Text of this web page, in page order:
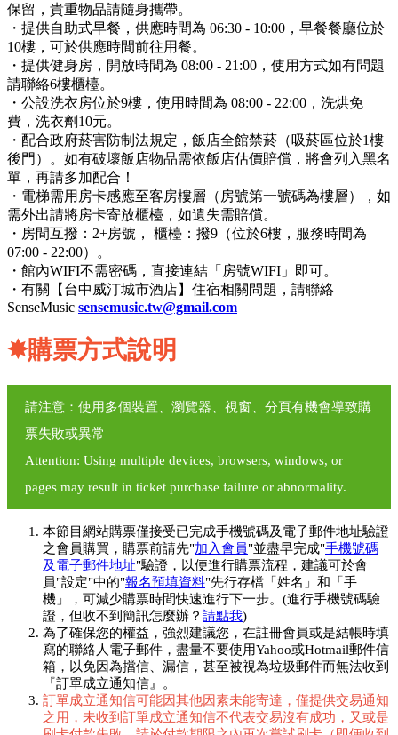
保留，貴重物品請隨身攜帶。
・提供自助式早餐，供應時間為 06:30 - 10:00，早餐餐廳位於
10樓，可於供應時間前往用餐。
・提供健身房，開放時間為 08:00 - 21:00，使用方式如有問題
請聯絡6樓櫃檯。
・公設洗衣房位於9樓，使用時間為 08:00 - 22:00，洗烘免
費，洗衣劑10元。
・配合政府菸害防制法規定，飯店全館禁菸（吸菸區位於1樓
後門）。如有破壞飯店物品需依飯店估價賠償，將會列入黑名
單，再請多加配合！
・電梯需用房卡感應至客房樓層（房號第一號碼為樓層），如
需外出請將房卡寄放櫃檯，如遺失需賠償。
・房間互撥：2+房號， 櫃檯：撥9（位於6樓，服務時間為
07:00 - 22:00）。
・館內WIFI不需密碼，直接連結「房號WIFI」即可。
・有關【台中威汀城市酒店】住宿相關問題，請聯絡
SenseMusic sensemusic.tw@gmail.com
✸購票方式說明
請注意：使用多個裝置、瀏覽器、視窗、分頁有機會導致購
票失敗或異常
Attention: Using multiple devices, browsers, windows, or
pages may result in ticket purchase failure or abnormality.
本節目網站購票僅接受已完成手機號碼及電子郵件地址驗證
之會員購買，購票前請先"加入會員"並盡早完成"手機號碼
及電子郵件地址"驗證，以便進行購票流程，建議可於會
員"設定"中的"報名預填資料"先行存檔「姓名」和「手
機」，可減少購票時間快速進行下一步。(進行手機號碼驗
證，但收不到簡訊怎麼辦？ 請點我)
為了確保您的權益，強烈建議您，在註冊會員或是結帳時填
寫的聯絡人電子郵件，盡量不要使用Yahoo或Hotmail郵件信
箱，以免因為擋信、漏信，甚至被視為垃圾郵件而無法收到
『訂單成立通知信』。
訂單成立通知信可能因其他因素未能寄達，僅提供交易通知
之用，未收到訂單成立通知信不代表交易沒有成功，又或是